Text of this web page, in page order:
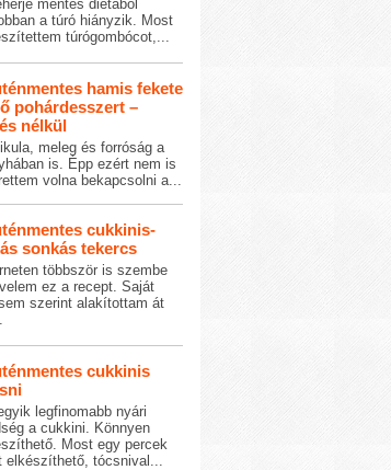
mentes diétából
a túró hiányzik. Most
túrógombócot,...
hamis fekete
pohárdesszert –
nélkül
meleg és forróság a
is. Épp ezért nem is
volna bekapcsolni a...
cukkinis-
sonkás tekercs
többször is szembe
ez a recept. Saját
szerint alakítottam át
cukkinis
legfinomabb nyári
a cukkini. Könnyen
Most egy percek
elkészíthető, tócsnival...